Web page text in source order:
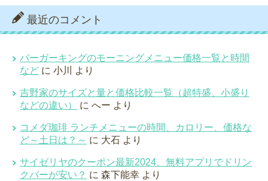
最近のコメント
バーガーキングのモーニングメニュー価格一覧と時間
など に 小川 より
吉野家のサイズと量と価格比較一覧（超特盛、小盛り
などの違い）
に へー より
コメダ珈琲 ランチメニューの時間、カロリー、価格な
ど～土日は？～ に 大石 より
サイゼリヤのクーポン最新2024、無料アプリでドリン
クバーが安い？ に 森下能幸 より